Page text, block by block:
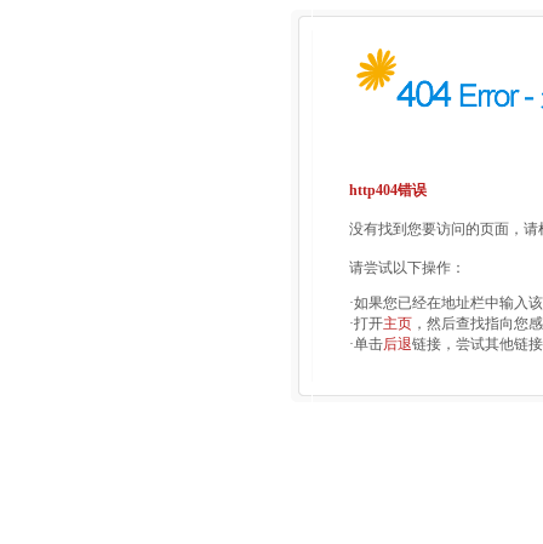
http404错误
没有找到您要访问的页面，
请尝试以下操作：
·如果您已经在地址栏中输入
·打开主页 ，然后查找指向您
·单击后退链接，尝试其他链